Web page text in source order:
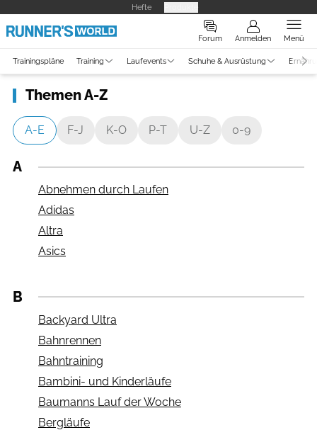
Hefte
Forum Anmelden Menü
Trainingspläne Training Laufevents Schuhe & Ausrüstung
Themen A-Z
A-E F-J K-O P-T U-Z 0-9
A
Abnehmen durch Laufen
Adidas
Altra
Asics
B
Backyard Ultra
Bahnrennen
Bahntraining
Bambini- und Kinderläufe
Baumanns Lauf der Woche
Bergläufe